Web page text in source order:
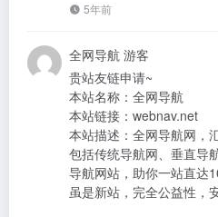
5年前
全网导航 游客
贵站友链申请~
本站名称：全网导航
本站链接：webnav.net
本站描述：全网导航网，
包括传统导航网、垂直导
导航网站，助你一站直达
虽是新站，完全公益性，